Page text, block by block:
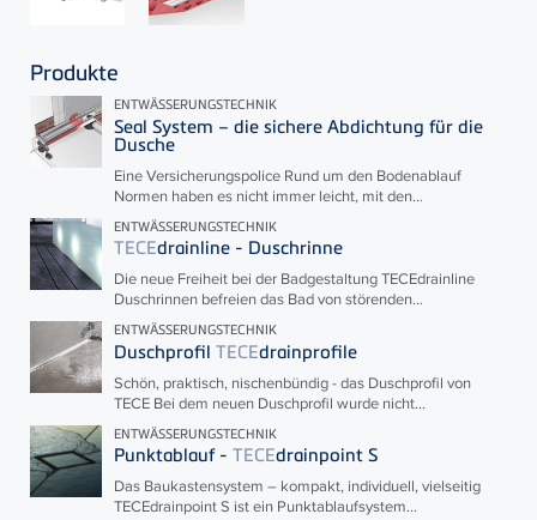
Produkte
ENTWÄSSERUNGSTECHNIK
Seal System – die sichere Abdichtung für die
Dusche
Eine Versicherungspolice Rund um den Bodenablauf
Normen haben es nicht immer leicht, mit den...
ENTWÄSSERUNGSTECHNIK
TECEdrainline - Duschrinne
Die neue Freiheit bei der BadgestaltungTECEdrainline
Duschrinnen befreien das Bad von störenden...
ENTWÄSSERUNGSTECHNIK
Duschprofil TECEdrainprofile
Schön, praktisch, nischenbündig - das Duschprofil von
TECE Bei dem neuen Duschprofil wurde nicht...
ENTWÄSSERUNGSTECHNIK
Punktablauf - TECEdrainpoint S
Das Baukastensystem – kompakt, individuell, vielseitig
TECEdrainpoint S ist ein Punktablaufsystem...